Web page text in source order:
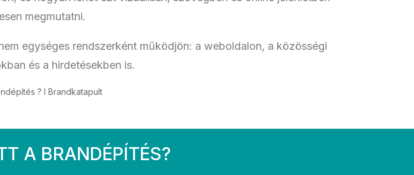
megmutatni.
egységes rendszerként működjön: a weboldalon, a közösségi
és a hirdetésekben is.
A BRANDÉPÍTÉS?